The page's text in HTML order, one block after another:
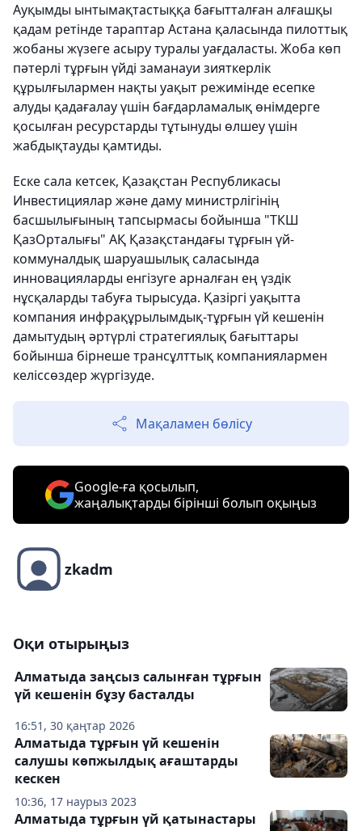
Ауқымды ынтымақтастыққа бағытталған алғашқы
қадам ретінде тараптар Астана қаласында пилоттық
жобаны жүзеге асыру туралы уағдаласты. Жоба көп
пәтерлі тұрғын үйді заманауи зияткерлік
құрылғылармен нақты уақыт режимінде есепке
алуды қадағалау үшін бағдарламалық өнімдерге
қосылған ресурстарды тұтынуды өлшеу үшін
жабдықтауды қамтиды.
Еске сала кетсек, Қазақстан Республикасы
Инвестициялар және даму министрлігінің
басшылығының тапсырмасы бойынша "ТКШ
ҚазОрталығы" АҚ Қазақстандағы тұрғын үй-
коммуналдық шаруашылық саласында
инновацияларды енгізуге арналған ең үздік
нұсқаларды табуға тырысуда. Қазіргі уақытта
компания инфрақұрылымдық-тұрғын үй кешенін
дамытудың әртүрлі стратегиялық бағыттары
бойынша бірнеше трансұлттық компаниялармен
келіссөздер жүргізуде.
Мақаламен бөлісу
Google-ға қосылып,
жаңалықтарды бірінші болып оқыңыз
zkadm
Оқи отырыңыз
16:51, 30 қаңтар 2026
Алматыда заңсыз салынған тұрғын
үй кешенін бұзу басталды
10:36, 17 наурыз 2023
Алматыда тұрғын үй кешенін
салушы көпжылдық ағаштарды
кескен
Алматыда тұрғын үй қатынастары